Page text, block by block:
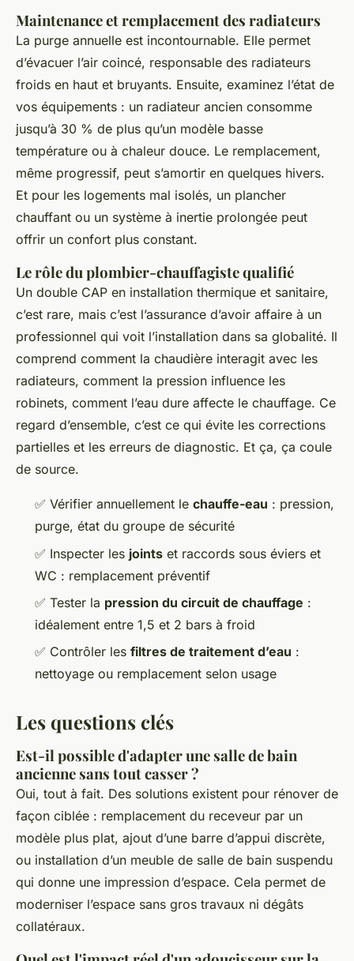
Maintenance et remplacement des radiateurs
La purge annuelle est incontournable. Elle permet
d’évacuer l’air coincé, responsable des radiateurs
froids en haut et bruyants. Ensuite, examinez l’état de
vos équipements : un radiateur ancien consomme
jusqu’à 30 % de plus qu’un modèle basse
température ou à chaleur douce. Le remplacement,
même progressif, peut s’amortir en quelques hivers.
Et pour les logements mal isolés, un plancher
chauffant ou un système à inertie prolongée peut
offrir un confort plus constant.
Le rôle du plombier-chauffagiste qualifié
Un double CAP en installation thermique et sanitaire,
c’est rare, mais c’est l’assurance d’avoir affaire à un
professionnel qui voit l’installation dans sa globalité. Il
comprend comment la chaudière interagit avec les
radiateurs, comment la pression influence les
robinets, comment l’eau dure affecte le chauffage. Ce
regard d’ensemble, c’est ce qui évite les corrections
partielles et les erreurs de diagnostic. Et ça, ça coule
de source.
✅ Vérifier annuellement le chauffe-eau : pression,
purge, état du groupe de sécurité
✅ Inspecter les joints et raccords sous éviers et
WC : remplacement préventif
✅ Tester la pression du circuit de chauffage :
idéalement entre 1,5 et 2 bars à froid
✅ Contrôler les filtres de traitement d’eau :
nettoyage ou remplacement selon usage
Les questions clés
Est-il possible d'adapter une salle de bain
ancienne sans tout casser ?
Oui, tout à fait. Des solutions existent pour rénover de
façon ciblée : remplacement du receveur par un
modèle plus plat, ajout d’une barre d’appui discrète,
ou installation d’un meuble de salle de bain suspendu
qui donne une impression d’espace. Cela permet de
moderniser l’espace sans gros travaux ni dégâts
collatéraux.